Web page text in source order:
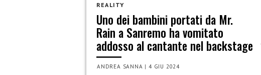
REALITY
Uno dei bambini portati da Mr.
Rain a Sanremo ha vomitato
addosso al cantante nel backstage
ANDREA SANNA |4 GIU 2024